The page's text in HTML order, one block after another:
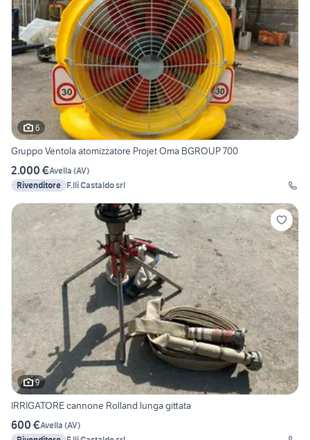
6
Gruppo Ventola atomizzatore Projet Oma BGROUP 700
2.000 €Avella (AV)
Rivenditore F.lli Castaldo srl
9
IRRIGATORE cannone Rolland lunga gittata
600 €Avella (AV)